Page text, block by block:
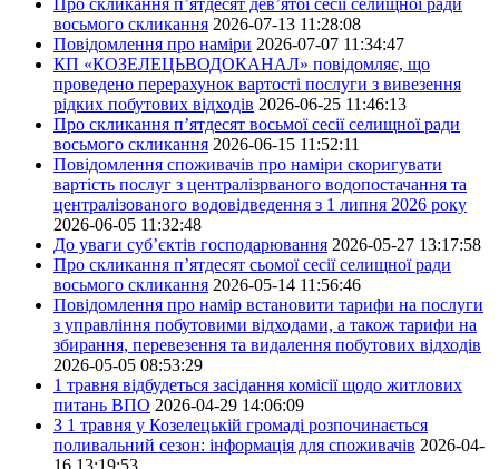
восьмого скликання 2026-07-13 11:28:08
Повідомлення про наміри 2026-07-07 11:34:47
КП «КОЗЕЛЕЦЬВОДОКАНАЛ» повідомляє, що
проведено перерахунок вартості послуги з вивезення
рідких побутових відходів 2026-06-25 11:46:13
Про скликання п’ятдесят восьмої сесії селищної ради
восьмого скликання 2026-06-15 11:52:11
Повідомлення споживачів про наміри скоригувати
вартість послуг з централізрваного водопостачання та
централізованого водовідведення з 1 липня 2026 року
2026-06-05 11:32:48
До уваги суб’єктів господарювання 2026-05-27 13:17:58
Про скликання п’ятдесят сьомої сесії селищної ради
восьмого скликання 2026-05-14 11:56:46
Повідомлення про намір встановити тарифи на послуги
з управління побутовими відходами, а також тарифи на
збирання, перевезення та видалення побутових відходів
2026-05-05 08:53:29
1 травня відбудеться засідання комісії щодо житлових
питань ВПО 2026-04-29 14:06:09
З 1 травня у Козелецькій громаді розпочинається
поливальний сезон: інформація для споживачів 2026-04-
16 13:19:53